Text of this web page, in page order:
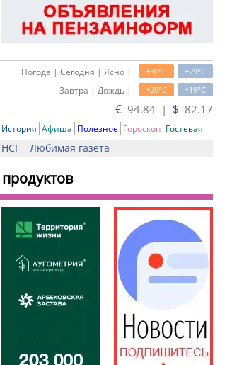
+29oC
+30oC
Погода | Сегодня | Ясно |
+19oC
+20oC
Завтра | Дождь |
€ 94.84 | $ 82.17
История Афиша Полезное Гороскоп Гостевая
НСГ Любимая газета